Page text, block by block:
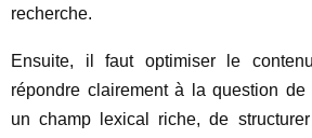
recherche.
Ensuite, il faut optimiser le
répondre clairement à la question de
un champ lexical riche, de